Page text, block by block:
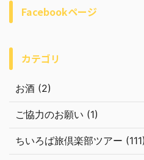
Facebookページ
カテゴリ
お酒 (2)
ご協力のお願い (1)
ちいろば旅倶楽部ツアー (111)